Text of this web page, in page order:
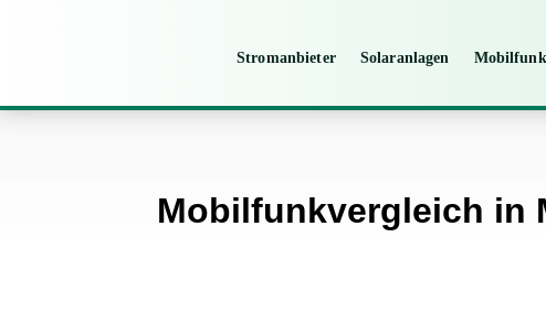
Stromanbieter Solaranlagen Mobilfunk
Mobilfunkvergleich in